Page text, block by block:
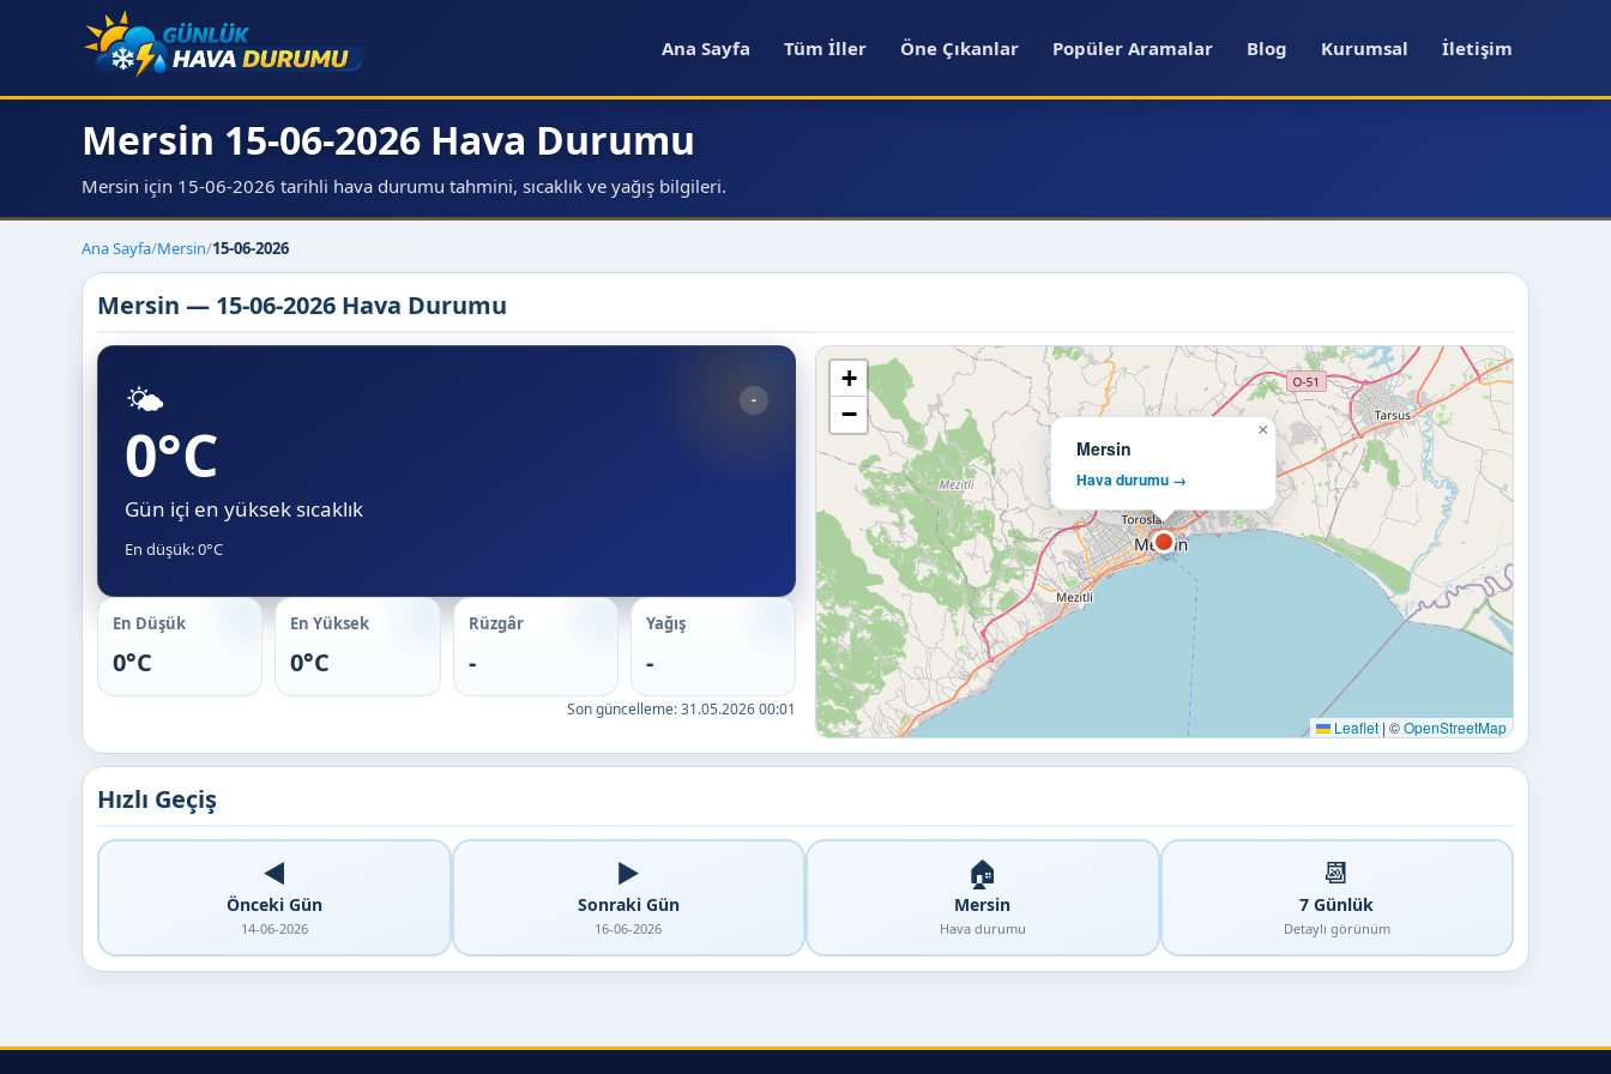
Ana Sayfa Tüm İller Öne Çıkanlar Popüler Aramalar Blog Kurumsal İletişim
Mersin 15-06-2026 Hava Durumu
Mersin için 15-06-2026 tarihli hava durumu tahmini, sıcaklık ve yağış bilgileri.
Ana Sayfa/Mersin/15-06-2026
Mersin — 15-06-2026 Hava Durumu
🌤️ -
0°C
Gün içi en yüksek sıcaklık
En düşük: 0°C
En Düşük
0°C
En Yüksek
0°C
Rüzgâr
-
Yağış
-
Son güncelleme:31.05.2026 00:01
Mersin
Hava durumu →
×
+
−
Leaflet | ©OpenStreetMap
Hızlı Geçiş
◀️
Önceki Gün
14-06-2026
▶️
Sonraki Gün
16-06-2026
🏠
Mersin
Hava durumu
📆
7 Günlük
Detaylı görünüm